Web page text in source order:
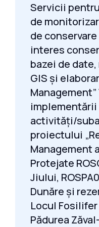
Servicii
de
de
interes
bazei de
GIS și
implementării
activități/
proiectului
Management
Protejate
Jiului,
Dunăre și
Locul
Pădurea